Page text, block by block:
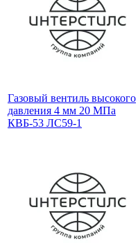
Газовый вентиль высокого
давления 4 мм 20 МПа
КВБ-53 ЛС59-1